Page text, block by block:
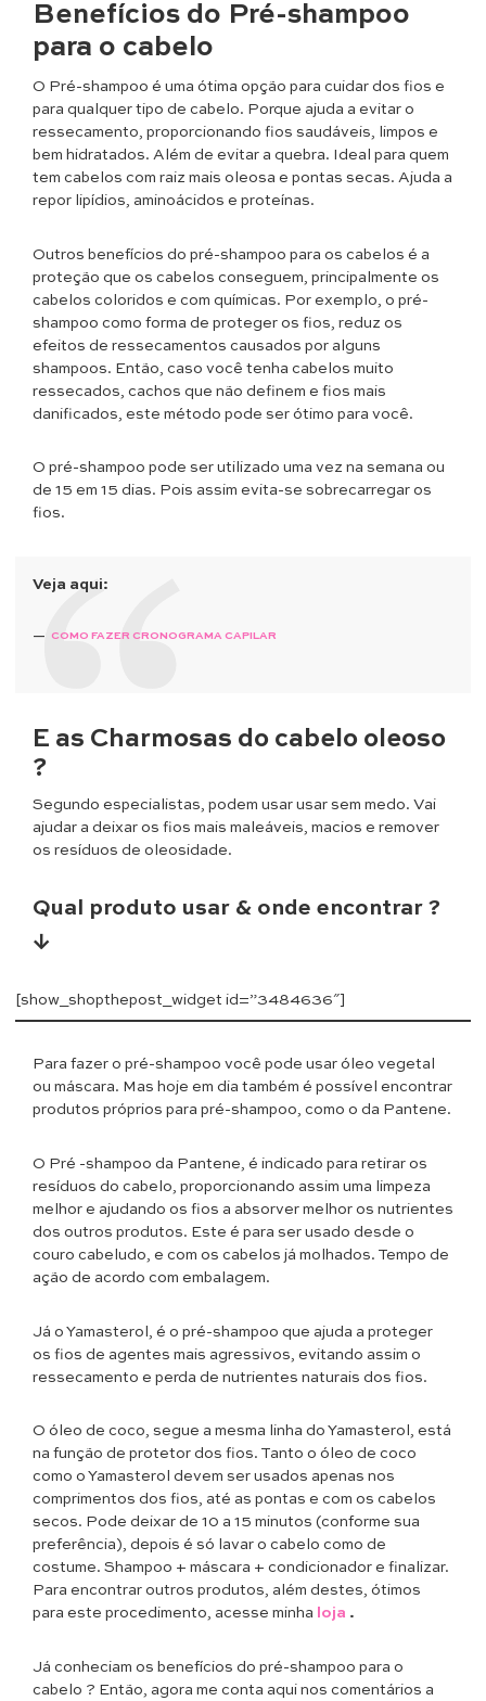
Benefícios do Pré-shampoo
para o cabelo
O Pré-shampoo é uma ótima opção para cuidar dos fios e
para qualquer tipo de cabelo. Porque ajuda a evitar o
ressecamento, proporcionando fios saudáveis, limpos e
bem hidratados. Além de evitar a quebra. Ideal para quem
tem cabelos com raiz mais oleosa e pontas secas. Ajuda a
repor lipídios, aminoácidos e proteínas.
Outros benefícios do pré-shampoo para os cabelos é a
proteção que os cabelos conseguem, principalmente os
cabelos coloridos e com químicas. Por exemplo, o pré-
shampoo como forma de proteger os fios, reduz os
efeitos de ressecamentos causados por alguns
shampoos. Então, caso você tenha cabelos muito
ressecados, cachos que não definem e fios mais
danificados, este método pode ser ótimo para você.
O pré-shampoo pode ser utilizado uma vez na semana ou
de 15 em 15 dias. Pois assim evita-se sobrecarregar os
fios.
Veja aqui:
COMO FAZER CRONOGRAMA CAPILAR
E as Charmosas do cabelo oleoso
?
Segundo especialistas, podem usar usar sem medo. Vai
ajudar a deixar os fios mais maleáveis, macios e remover
os resíduos de oleosidade.
Qual produto usar & onde encontrar ?
↓
[show_shopthepost_widget id=”3484636″]
Para fazer o pré-shampoo você pode usar óleo vegetal
ou máscara. Mas hoje em dia também é possível encontrar
produtos próprios para pré-shampoo, como o da Pantene.
O Pré -shampoo da Pantene, é indicado para retirar os
resíduos do cabelo, proporcionando assim uma limpeza
melhor e ajudando os fios a absorver melhor os nutrientes
dos outros produtos. Este é para ser usado desde o
couro cabeludo, e com os cabelos já molhados. Tempo de
ação de acordo com embalagem.
Já o Yamasterol, é o pré-shampoo que ajuda a proteger
os fios de agentes mais agressivos, evitando assim o
ressecamento e perda de nutrientes naturais dos fios.
O óleo de coco, segue a mesma linha do Yamasterol, está
na função de protetor dos fios. Tanto o óleo de coco
como o Yamasterol devem ser usados apenas nos
comprimentos dos fios, até as pontas e com os cabelos
secos. Pode deixar de 10 a 15 minutos (conforme sua
preferência), depois é só lavar o cabelo como de
costume. Shampoo + máscara + condicionador e finalizar.
Para encontrar outros produtos, além destes, ótimos
para este procedimento, acesse minha
loja .
Já conheciam os benefícios do pré-shampoo para o
cabelo ? Então, agora me conta aqui nos comentários a